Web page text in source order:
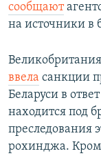
сообщают
на источники в
ввела санкции
Беларуси в
находится под
преследования
рохинджа.